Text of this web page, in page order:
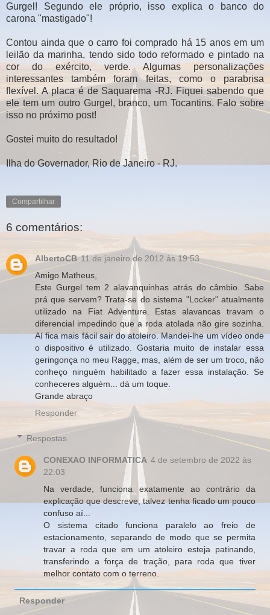
Gurgel! Segundo ele próprio, isso explica o banco do
carona "mastigado"!
Contou ainda que o carro foi comprado há 15 anos em um
leilão da marinha, tendo sido todo reformado e pintado na
cor do exército, verde. Algumas personalizações
interessantes também foram feitas, como o parabrisa
flexível. A placa é de Saquarema -RJ. Fiquei sabendo que
ele tem um outro Gurgel, branco, um Tocantins. Falo sobre
isso no próximo post!
Gostei muito do resultado!
Ilha do Governador, Rio de Janeiro - RJ.
Compartilhar
6 comentários:
AlbertoCB 11 de janeiro de 2012 às 19:53
Amigo Matheus,
Este Gurgel tem 2 alavanquinhas atrás do câmbio. Sabe
prá que servem? Trata-se do sistema "Locker" atualmente
utilizado na Fiat Adventure. Estas alavancas travam o
diferencial impedindo que a roda atolada não gire sozinha.
Aí fica mais fácil sair do atoleiro. Mandei-lhe um vídeo onde
o dispositivo é utilizado. Gostaria muito de instalar essa
geringonça no meu Ragge, mas, além de ser um troco, não
conheço ninguém habilitado a fazer essa instalação. Se
conheceres alguém... dá um toque.
Grande abraço
Responder
Respostas
CONEXAO INFORMATICA 4 de setembro de 2022 às
22:03
Na verdade, funciona exatamente ao contrário da
explicação que descreve, talvez tenha ficado um pouco
confuso aí...
O sistema citado funciona paralelo ao freio de
estacionamento, separando de modo que se permita
travar a roda que em um atoleiro esteja patinando,
transferindo a força de tração, para roda que tiver
melhor contato com o terreno.
Responder